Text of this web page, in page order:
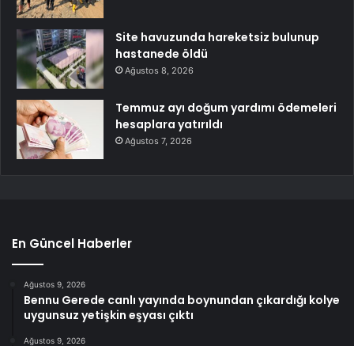
Site havuzunda hareketsiz bulunup
hastanede öldü
Ağustos 8, 2026
Temmuz ayı doğum yardımı ödemeleri
hesaplara yatırıldı
Ağustos 7, 2026
En Güncel Haberler
Ağustos 9, 2026
Bennu Gerede canlı yayında boynundan çıkardığı kolye
uygunsuz yetişkin eşyası çıktı
Ağustos 9, 2026